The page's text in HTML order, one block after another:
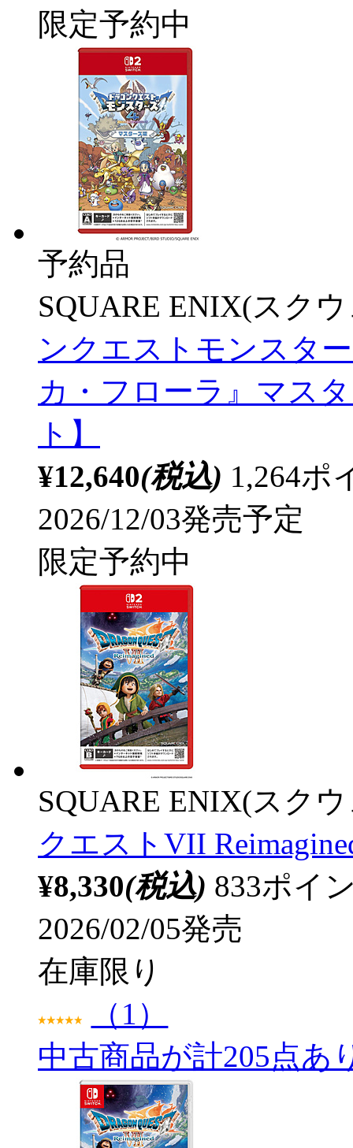
限定予約中
予約品
SQUARE ENIX(スク
ンクエストモンスタ
カ・フローラ』マス
ト】
¥12,640(税込) 1,264ポ
2026/12/03発売予定
限定予約中
SQUARE ENIX(スク
クエストVII
¥8,330(税込) 833ポイ
2026/02/05発売
在庫限り
（1）
中古商品が計205点あ